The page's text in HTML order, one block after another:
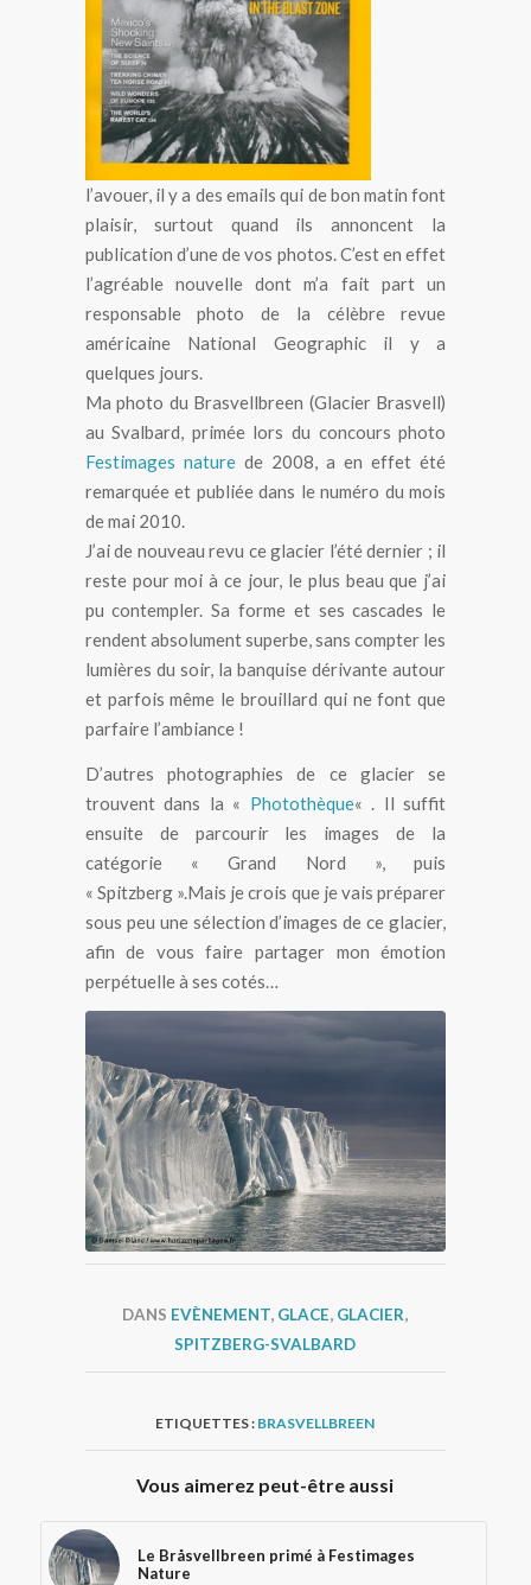
l’avouer, il y a des emails qui de bon matin font
plaisir, surtout quand ils annoncent la
publication d’une de vos photos. C’est en effet
l’agréable nouvelle dont m’a fait part un
responsable photo de la célèbre revue
américaine National Geographic il y a
quelques jours.
Ma photo du Brasvellbreen (Glacier Brasvell)
au Svalbard, primée lors du concours photo
Festimages naturede 2008, a en effet été
remarquée et publiée dans le numéro du mois
de mai 2010.
J’ai de nouveau revu ce glacier l’été dernier ; il
reste pour moi à ce jour, le plus beau que j’ai
pu contempler. Sa forme et ses cascades le
rendent absolument superbe, sans compter les
lumières du soir, la banquise dérivante autour
et parfois même le brouillard qui ne font que
parfaire l’ambiance !
D’autres photographies de ce glacier se
trouvent dans la « Photothèque« . Il suffit
ensuite de parcourir les images de la
catégorie « Grand Nord », puis
« Spitzberg ».Mais je crois que je vais préparer
sous peu une sélection d’images de ce glacier,
afin de vous faire partager mon émotion
perpétuelle à ses cotés…
Glacier Bråsvell (Bråsvellbreen) au
Svalbard
DANS EVÈNEMENT, GLACE, GLACIER,
SPITZBERG-SVALBARD
ETIQUETTES : BRASVELLBREEN
Vous aimerez peut-être aussi
Le Bråsvellbreen primé à Festimages
Nature